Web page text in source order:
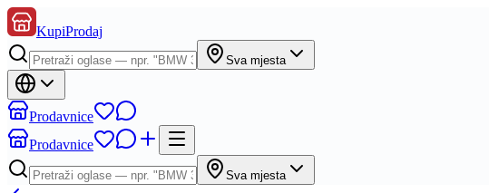
KupiProdaj
Sva mjesta
Prodavnice
Prodavnice
Sva mjesta